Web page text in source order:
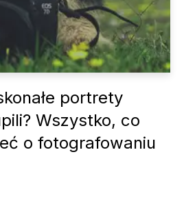
portrety
Wszystko, co
o fotografowaniu